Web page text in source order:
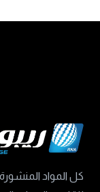
كل المواد